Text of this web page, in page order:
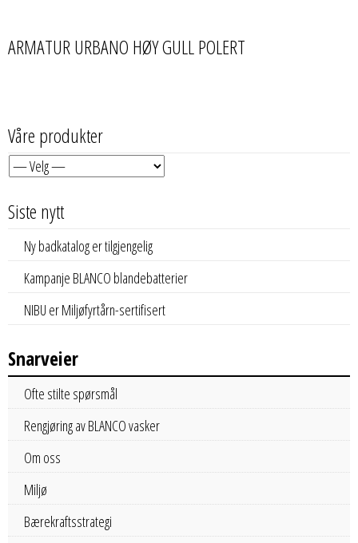
ARMATUR URBANO HØY GULL POLERT
Våre produkter
Siste nytt
Ny badkatalog er tilgjengelig
Kampanje BLANCO blandebatterier
NIBU er Miljøfyrtårn-sertifisert
Snarveier
Ofte stilte spørsmål
Rengjøring av BLANCO vasker
Om oss
Miljø
Bærekraftsstrategi